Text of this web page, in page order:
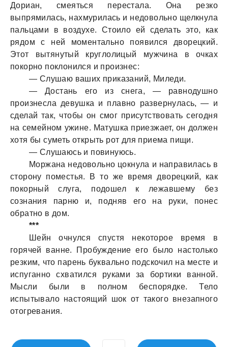
Дориан, смеяться перестала. Она резко
выпрямилась, нахмурилась и недовольно щелкнула
пальцами в воздухе. Стоило ей сделать это, как
рядом с ней моментально появился дворецкий.
Этот вытянутый круглолицый мужчина в очках
покорно поклонился и произнес:
— Слушаю ваших приказаний, Миледи.
— Достань его из снега, — равнодушно
произнесла девушка и плавно развернулась, — и
сделай так, чтобы он смог присутствовать сегодня
на семейном ужине. Матушка приезжает, он должен
хотя бы суметь открыть рот для приема пищи.
— Слушаюсь и повинуюсь.
Моржана недовольно цокнула и направилась в
сторону поместья. В то же время дворецкий, как
покорный слуга, подошел к лежавшему без
сознания парню и, подняв его на руки, понес
обратно в дом.
***
Шейн очнулся спустя некоторое время в
горячей ванне. Пробуждение его было настолько
резким, что парень буквально подскочил на месте и
испуганно схватился руками за бортики ванной.
Мысли были в полном беспорядке. Тело
испытывало настоящий шок от такого внезапного
отогревания.